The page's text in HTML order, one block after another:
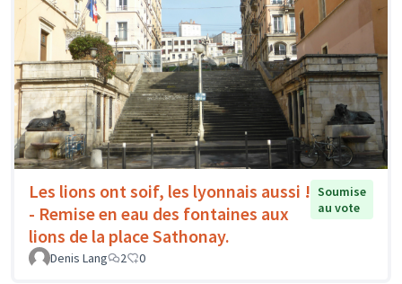
Les lions ont soif, les lyonnais aussi !
- Remise en eau des fontaines aux
lions de la place Sathonay.
Soumise
au vote
Denis Lang 2 0